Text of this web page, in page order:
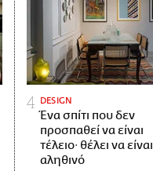
DESIGN
Ένα σπίτι που δεν
προσπαθεί να είναι
τέλειο· θέλει να είναι
αληθινό